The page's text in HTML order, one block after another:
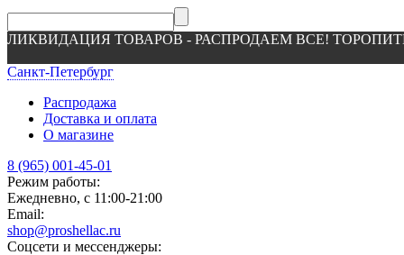
ЛИКВИДАЦИЯ ТОВАРОВ - РАСПРОДАЕМ ВСЕ!
Санкт-Петербург
Распродажа
Доставка и оплата
О магазине
8 (965) 001-45-01
Режим работы:
Ежедневно, с 11:00-21:00
Email:
shop@proshellac.ru
Соцсети и мессенджеры: